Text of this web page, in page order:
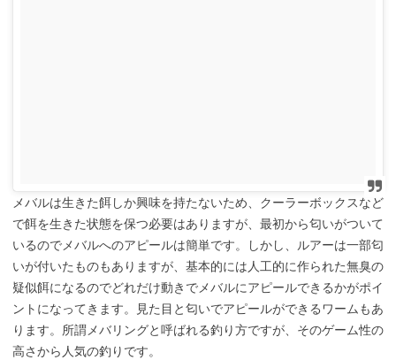
メバルは生きた餌しか興味を持たないため、クーラーボックスなど
で餌を生きた状態を保つ必要はありますが、最初から匂いがついて
いるのでメバルへのアピールは簡単です。しかし、ルアーは一部匂
いが付いたものもありますが、基本的には人工的に作られた無臭の
疑似餌になるのでどれだけ動きでメバルにアピールできるかがポイ
ントになってきます。見た目と匂いでアピールができるワームもあ
ります。所謂メバリングと呼ばれる釣り方ですが、そのゲーム性の
高さから人気の釣りです。